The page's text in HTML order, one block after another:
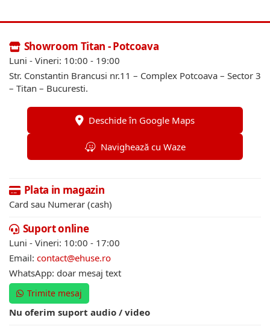
Showroom Titan - Potcoava
Luni - Vineri: 10:00 - 19:00
Str. Constantin Brancusi nr.11 – Complex Potcoava – Sector 3
– Titan – Bucuresti.
Deschide în Google Maps
Navighează cu Waze
Plata in magazin
Card sau Numerar (cash)
Suport online
Luni - Vineri: 10:00 - 17:00
Email: contact@ehuse.ro
WhatsApp: doar mesaj text
Trimite mesaj
Nu oferim suport audio / video